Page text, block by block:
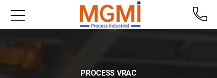
PROCESS VRAC